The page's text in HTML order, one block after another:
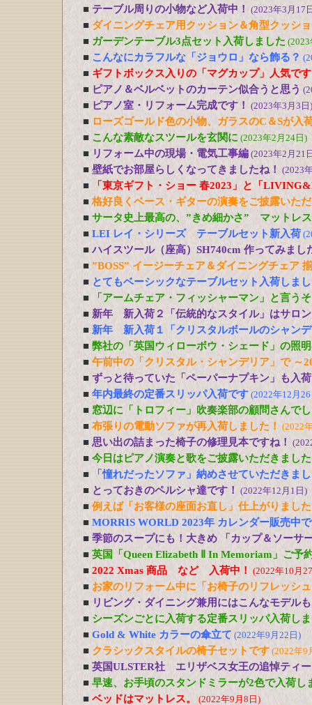
■ テーブル周りの小物など入荷中！ (2023年3月17
■ ダイニングチェア用クッション＆角型クッシ
■ ガーデンテーブル3点セット入荷しました
■ こんなにカラフルな「ジョウロ」なら飾る？
■ ギフトボックス入りの「マグカップ」人気で
■ ピアノ＆ベルベットのカーテン似合うと思う
■ ピアノ室・リフォーム完成です！ (2023年3月3日)
■ ローズゴールド色の小物、ガラスのC＆Sが入
■ こんな素敵なスツールを玄関に (2023年2月24日)
■ リフォーム中の現場・電気工事編 (2023年2月21
■ 壁紙でお部屋らしくなってきましたね！ (2023
■
「東京ギフト・ショー 春2023」と「
■ 格好良くベース・ギターの演奏をご披露いた
■ サータ史上最高の、”きめ細かさ” マットレ
■ LEI レイ・シリーズ テーブルセット新入荷
■ ハイスツール（座高）SH740cm 作ってみまし
■ ”BOSS” イージーチェア＆ダイニングチェア
■ とてもベーシックなテーブルセット入荷しま
■
「アームチェア・フィッシャーマン」と言う
■ 新年 新入荷２「伝統的なスタイル」はサロ
■ 新年 新入荷１「クリスタルボールのシャン
■ 弊社の「英国ウィローボウ・シェード」の照
■ 午前中の「クリスタル・シャンデリア」で ～
■ ずっと待っていた「ペーパーナプキン」も入
■ 年内最終の定番スリッパ入荷です (2022年12月
■ 窓辺に「トロフィー」吹奏楽部の顧問さんで
■ 布張りの電動ソファが再入荷しました！ (2022
■ 思い出の詰まった椅子の修理見本ですね！
■ 今日はピアノ演奏と歌をご披露いただきまし
■
「憧れだったソファ」納めさせていただきま
■ とっておきのペルシャ達です！ (2022年12月1日)
■ 例えば「お客様の座面お直し」仕上がりました
■ MORRIS WORLD 2023年 カレンダー販売中
■ 季節のスープにも！大きめ 「カップ＆ソーサ
■ 英国「Queen Elizabeth Ⅱ In Memoriam」ご予
■ 2022 Xmas 商品 など 入荷中！ (2022年10月
■ お家のリフォーム中に「お椅子のリフレッシ
■ リビング・ダイニング兼用にはこんなモデルも
■ シーズンごとに入荷する定番スリッパ入荷し
■ Gold & White カラーの傘立て (2022年9月22日)
■ クラシックスタイルの椅子セットです (2022年9
■ 英国ULSTER社 エリザベス女王の追悼ティ
■ 早速、お手頃のスタンドミラーが2色で入荷し
■ ベッドはマットレス。 (2022年9月8日)